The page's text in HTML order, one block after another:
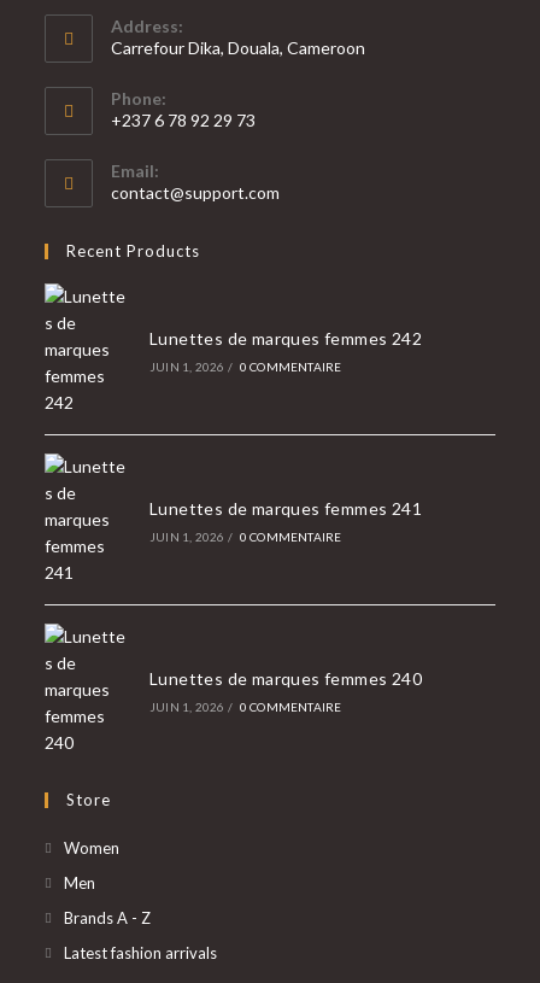
Address:
Carrefour Dika, Douala, Cameroon
Phone:
+237 6 78 92 29 73
Email:
contact@support.com
Recent Products
Lunettes de marques femmes 242
JUIN 1, 2026 / 0 COMMENTAIRE
Lunettes de marques femmes 241
JUIN 1, 2026 / 0 COMMENTAIRE
Lunettes de marques femmes 240
JUIN 1, 2026 / 0 COMMENTAIRE
Store
Women
Men
Brands A - Z
Latest fashion arrivals